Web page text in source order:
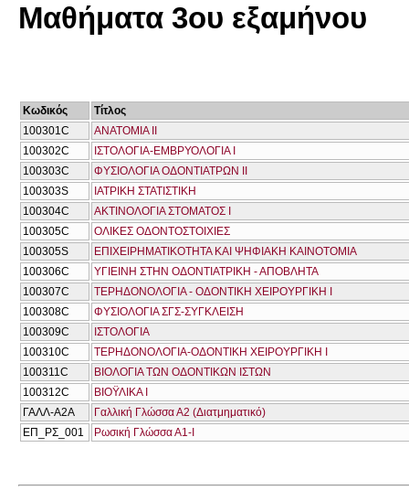
Μαθήματα 3ου εξαμήνου
Κωδικός
Τίτλος
100301C
ΑΝΑΤΟΜΙΑ ΙΙ
100302C
ΙΣΤΟΛΟΓΙΑ-ΕΜΒΡΥΟΛΟΓΙΑ Ι
100303C
ΦΥΣΙΟΛΟΓΙΑ ΟΔΟΝΤΙΑΤΡΩΝ ΙΙ
100303S
ΙΑΤΡΙΚΗ ΣΤΑΤΙΣΤΙΚΗ
100304C
ΑΚΤΙΝΟΛΟΓΙΑ ΣΤΟΜΑΤΟΣ Ι
100305C
ΟΛΙΚΕΣ ΟΔΟΝΤΟΣΤΟΙΧΙΕΣ
100305S
ΕΠΙΧΕΙΡΗΜΑΤΙΚΟΤΗΤΑ ΚΑΙ ΨΗΦΙΑΚΗ ΚΑΙΝΟΤΟΜΙΑ
100306C
ΥΓΙΕΙΝΗ ΣΤΗΝ ΟΔΟΝΤΙΑΤΡΙΚΗ - ΑΠΟΒΛΗΤΑ
100307C
ΤΕΡΗΔΟΝΟΛΟΓΙΑ - ΟΔΟΝΤΙΚΗ ΧΕΙΡΟΥΡΓΙΚΗ Ι
100308C
ΦΥΣΙΟΛΟΓΙΑ ΣΓΣ-ΣΥΓΚΛΕΙΣΗ
100309C
ΙΣΤΟΛΟΓΙΑ
100310C
ΤΕΡΗΔΟΝΟΛΟΓΙΑ-ΟΔΟΝΤΙΚΗ ΧΕΙΡΟΥΡΓΙΚΗ Ι
100311C
ΒΙΟΛΟΓΙΑ ΤΩΝ ΟΔΟΝΤΙΚΩΝ ΙΣΤΩΝ
100312C
ΒΙΟΫΛΙΚΑ Ι
ΓΑΛΛ-Α2Α
Γαλλική Γλώσσα Α2 (Διατμηματικό)
ΕΠ_ΡΣ_001
Ρωσική Γλώσσα Α1-Ι